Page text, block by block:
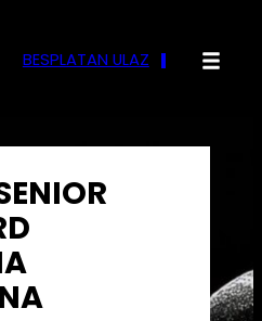
BESPLATAN ULAZ